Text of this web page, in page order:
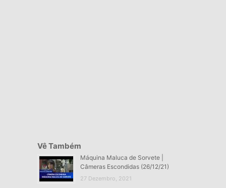
Vê Também
Máquina Maluca de Sorvete |
Câmeras Escondidas (26/12/21)
27 Dezembro, 2021